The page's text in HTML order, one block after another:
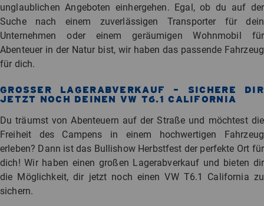
unglaublichen Angeboten einhergehen. Egal, ob du auf der
Suche nach einem zuverlässigen Transporter für dein
Unternehmen oder einem geräumigen Wohnmobil für
Abenteuer in der Natur bist, wir haben das passende Fahrzeug
für dich.
GROSSER LAGERABVERKAUF – SICHERE DIR J
ETZT NOCH DEINEN VW T6.1 CALIFORNIA
Du träumst von Abenteuern auf der Straße und möchtest die
Freiheit des Campens in einem hochwertigen Fahrzeug
erleben? Dann ist das Bullishow Herbstfest der perfekte Ort für
dich! Wir haben einen großen Lagerabverkauf und bieten dir
die Möglichkeit, dir jetzt noch einen VW T6.1 California zu
sichern.